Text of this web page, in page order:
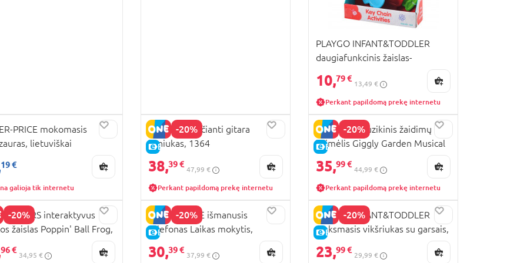
PLAYGO INFANT&TODDLER
daugiafunkcinis žaislas-
10,79 €
13,49 €
Perkant papildomą prekę internetu
KAINA
PRICE mokomasis
lietuviškai
19 €
galioja tik internetu
-20%
E-KAINA
PLAYGO šviečianti gitara
šuniukas, 1364
38,39 €
47,99 €
Perkant papildomą prekę internetu
-20%
E-KAINA
PLAYGRO muzikinis žaidimų
kilimėlis Giggly Garden Musical
Gym, 0189025
35,99 €
44,99 €
Perkant papildomą prekę internetu
-20%
STARS interaktyvus
žaislas Poppin' Ball Frog,
96 €
34,95 €
-20%
E-KAINA
FISHER PRICE išmanusis
telefonas Laikas mokytis,
Lietuviškai įgarsintas, HNL46
30,39 €
37,99 €
-20%
E-KAINA
PLAYGO INFANT&TODDLER
Linksmasis vikšriukas su garsais,
2222
23,99 €
29,99 €